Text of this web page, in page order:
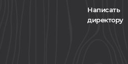
Написать
директору